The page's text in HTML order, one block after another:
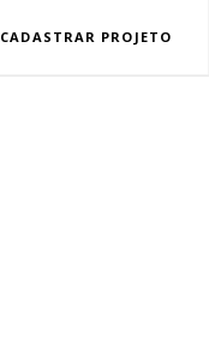
CADASTRAR PROJETO